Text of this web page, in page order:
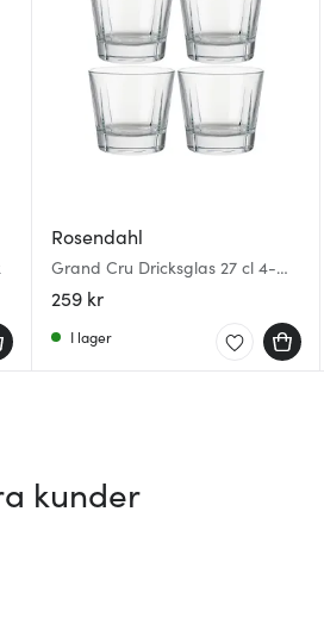
Rosendahl
Grand Cru Dricksglas 27 cl 4-
pack
259 kr
I lager
kunder